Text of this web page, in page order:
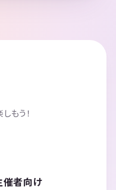
もう！
催者向け